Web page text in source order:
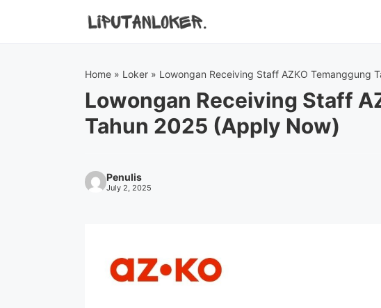
Home » Loker » Lowongan Receiving Staff AZKO Temanggung
Lowongan Receiving Staff
Tahun 2025 (Apply Now)
Penulis
July 2, 2025